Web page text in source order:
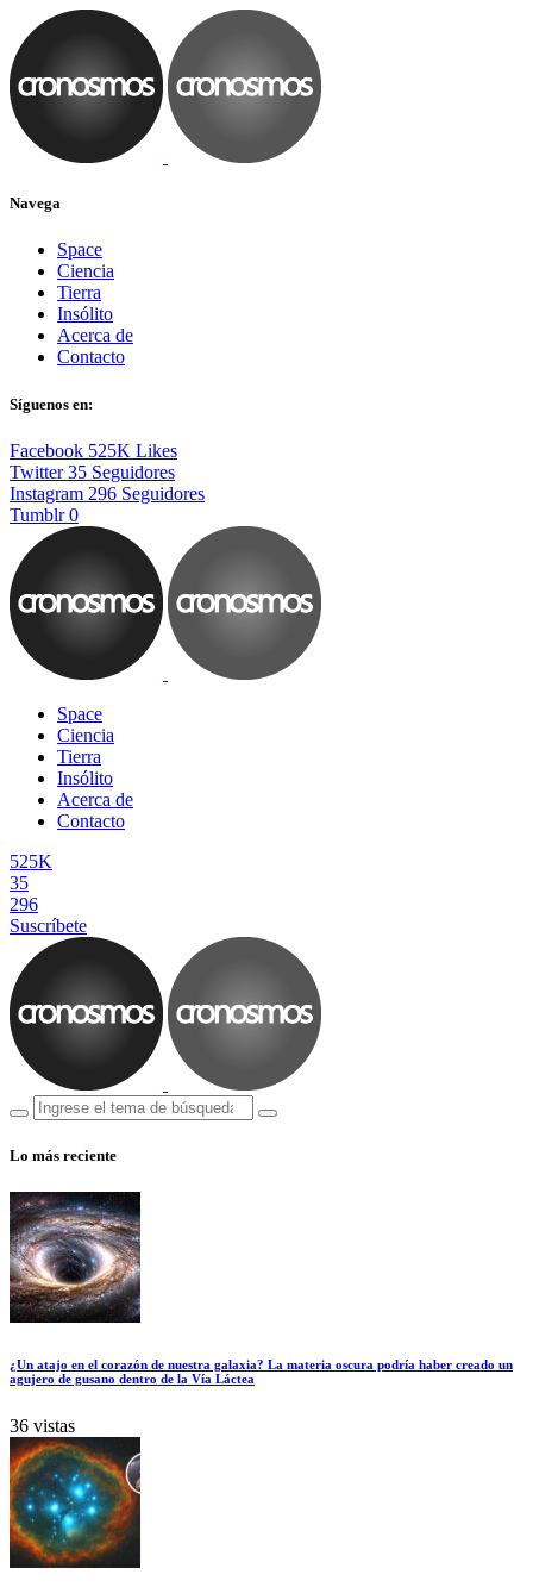
Navega
Space
Ciencia
Tierra
Insólito
Acerca de
Contacto
Síguenos en:
Facebook 525K Likes
Twitter 35 Seguidores
Instagram 296 Seguidores
Tumblr 0
Space
Ciencia
Tierra
Insólito
Acerca de
Contacto
525K
35
296
Suscríbete
Lo más reciente
¿Un atajo en el corazón de nuestra galaxia? La materia oscura podría haber creado un
agujero de gusano dentro de la Vía Láctea
36 vistas